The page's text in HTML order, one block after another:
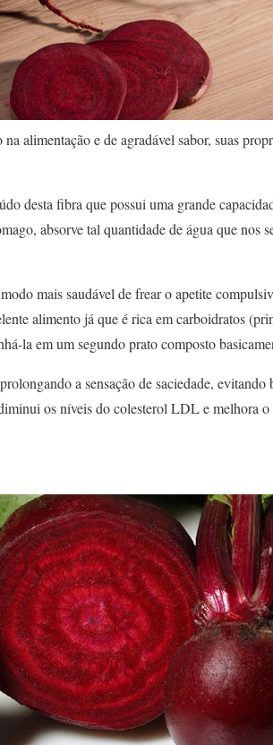
alimentação e de agradável sabor, suas
desta fibra que possui uma grande
absorve tal quantidade de água que nos
mais saudável de frear o apetite
alimento já que é rica em carboidratos
la em um segundo prato composto
a sensação de saciedade,
os níveis do colesterol LDL e melhora